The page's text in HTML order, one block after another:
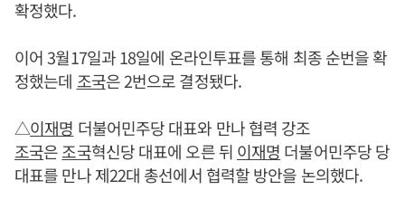
확정했다.
이어 3월17일과 18일에 온라인투표를 통해 최종 순번을 확
정했는데 조국은 2번으로 결정됐다.
△이재명 더불어민주당 대표와 만나 협력 강조
조국은조국혁신당 대표에 오른 뒤 이재명 더불어민주당 당
대표를 만나 제22대 총선에서 협력할 방안을 논의했다.